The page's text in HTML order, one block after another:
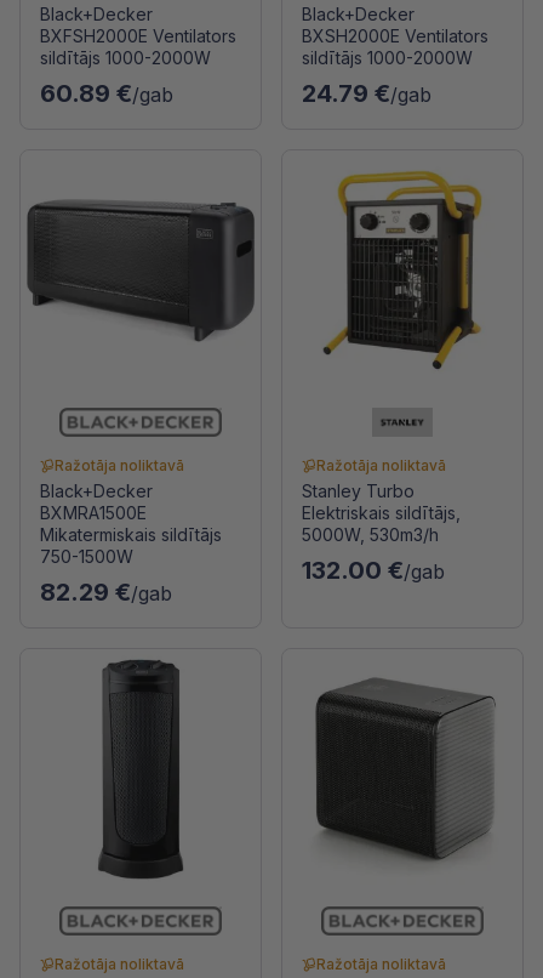
Black+Decker
BXFSH2000E Ventilators
sildītājs 1000-2000W
60.89 €/gab
Black+Decker
BXSH2000E Ventilators
sildītājs 1000-2000W
24.79 €/gab
Ražotāja noliktavā
Black+Decker
BXMRA1500E
Mikatermiskais sildītājs
750-1500W
82.29 €/gab
Ražotāja noliktavā
Stanley Turbo
Elektriskais sildītājs,
5000W, 530m3/h
132.00 €/gab
Ražotāja noliktavā Ražotāja noliktavā